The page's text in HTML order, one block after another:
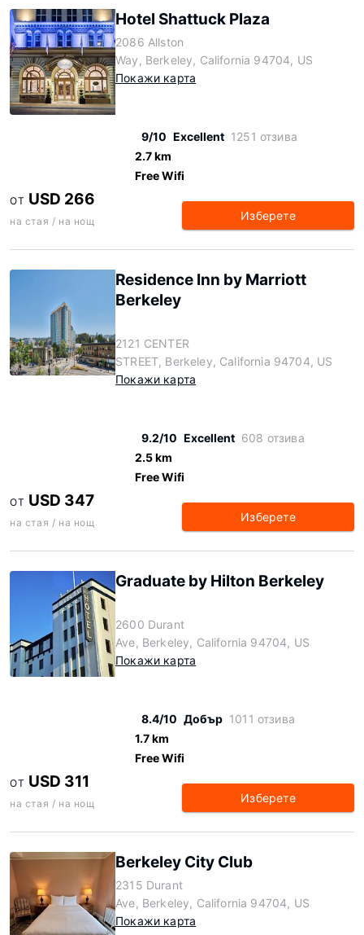
Hotel Shattuck Plaza
2086 Allston
Way, Berkeley, California 94704, US
Покажи карта
9/10 Excellent 1251 отзива
2.7 km
Free Wifi
ОТ USD 266
на стая / на нощ Изберете
Residence Inn by Marriott
Berkeley
2121 CENTER
STREET, Berkeley, California 94704, US
Покажи карта
9.2/10 Excellent 608 отзива
2.5 km
Free Wifi
ОТ USD 347
на стая / на нощ Изберете
Graduate by Hilton Berkeley
2600 Durant
Ave, Berkeley, California 94704, US
Покажи карта
8.4/10 Добър 1011 отзива
1.7 km
Free Wifi
ОТ USD 311
на стая / на нощ Изберете
Berkeley City Club
2315 Durant
Ave, Berkeley, California 94704, US
Покажи карта